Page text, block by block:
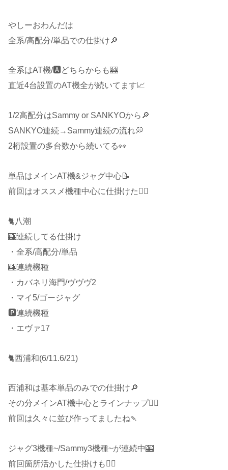
やしーおわんだは
全系/高配分/単品での仕掛け🔎
全系はAT機/🅰️どちらからも🎰
直近4台設置のAT機全が続いてます📈
1/2高配分はSammy or SANKYOから🔎
SANKYO連続→Sammy連続の流れ💭
2桁設置の多台数から続いてる👀
単品はメインAT機&ジャグ中心📝
前回はオススメ機種中心に仕掛けた🙋‍♂️
🐈八潮
🎰連続してる仕掛け
・全系/高配分/単品
🎰連続機種
・カバネリ海門/ヴヴヴ2
・マイ5/ゴージャグ
🅿️連続機種
・エヴァ17
🐈西浦和(6/11.6/21)
西浦和は基本単品のみでの仕掛け🔎
その分メインAT機中心とラインナップ🙆‍♂️
前回は久々に並び作ってましたね🍡
ジャグ3機種~/Sammy3機種~が連続中🎰
前回箇所活かした仕掛けも🙋‍♂️